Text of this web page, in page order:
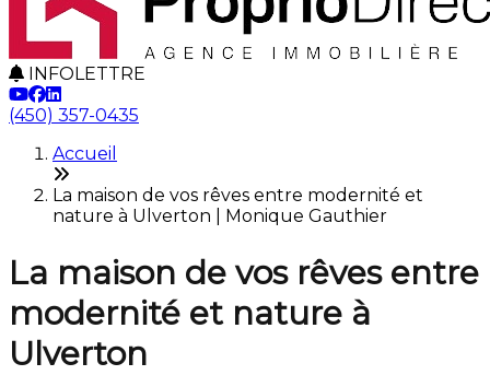
INFOLETTRE
(450) 357-0435
Accueil
La maison de vos rêves entre modernité et
nature à Ulverton | Monique Gauthier
La maison de vos rêves entre
modernité et nature à
Ulverton